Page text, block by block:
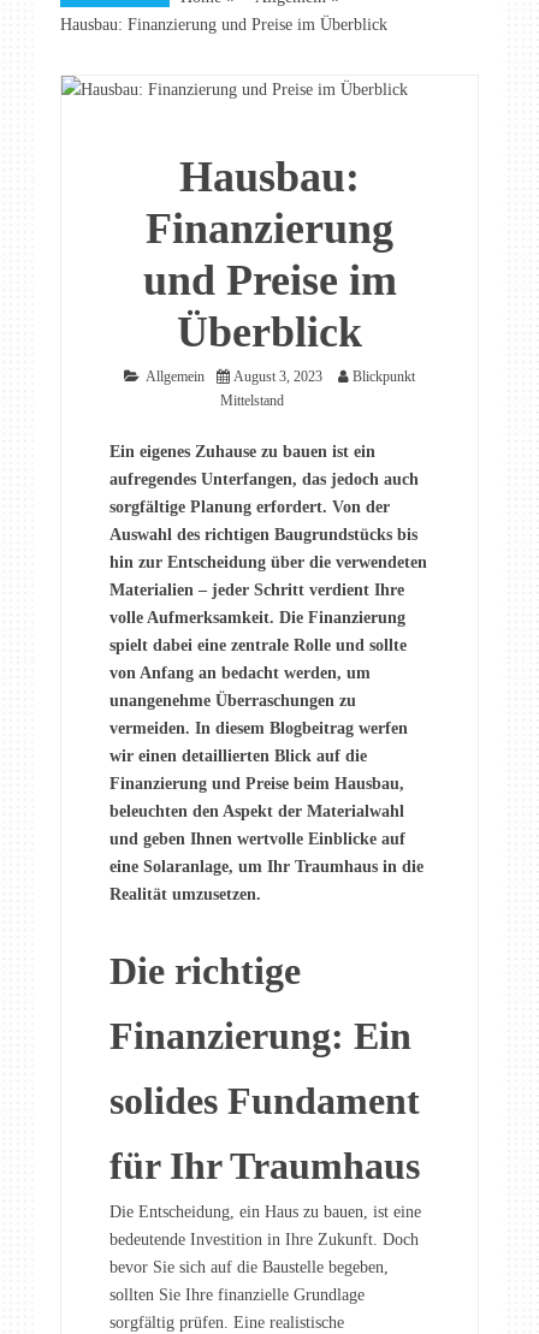
Hausbau: Finanzierung und Preise im Überblick
Hausbau:
Finanzierung
und Preise im
Überblick
Allgemein August 3, 2023
Blickpunkt
Mittelstand
Ein eigenes Zuhause zu bauen ist ein
aufregendes Unterfangen, das jedoch auch
sorgfältige Planung erfordert. Von der
Auswahl des richtigen Baugrundstücks bis
hin zur Entscheidung über die verwendeten
Materialien – jeder Schritt verdient Ihre
volle Aufmerksamkeit. Die Finanzierung
spielt dabei eine zentrale Rolle und sollte
von Anfang an bedacht werden, um
unangenehme Überraschungen zu
vermeiden. In diesem Blogbeitrag werfen
wir einen detaillierten Blick auf die
Finanzierung und Preise beim Hausbau,
beleuchten den Aspekt der Materialwahl
und geben Ihnen wertvolle Einblicke auf
eine Solaranlage, um Ihr Traumhaus in die
Realität umzusetzen.
Die richtige
Finanzierung: Ein
solides Fundament
für Ihr Traumhaus
Die Entscheidung, ein Haus zu bauen, ist eine
bedeutende Investition in Ihre Zukunft. Doch
bevor Sie sich auf die Baustelle begeben,
sollten Sie Ihre finanzielle Grundlage
sorgfältig prüfen. Eine realistische